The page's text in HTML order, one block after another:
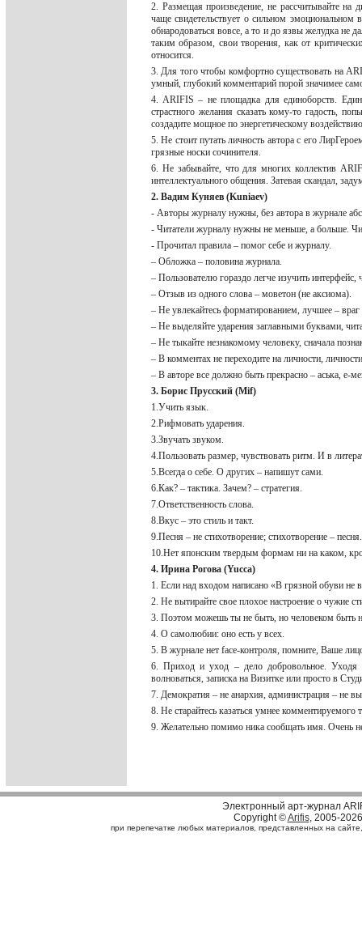
2. Размещая произведение, не рассчитывайте на
чаще свидетельствует о сильном
обнародоваться вовсе, а то и до язвы желудка не
таким образом, свои творения, как от
относится.
3. Для того чтобы комфортно существовать на
умный, глубокий комментарий порой значимее
4. ARIFIS – не площадка для единоборств.
страстного желания сказать кому-то гадость,
создадите мощное по энергетическому
5. Не стоит путать личность автора с его
грязные носки сочинителя.
6. Не забывайте, что для многих коллектив
интеллектуального общения. Затевая скандал,
2. Вадим Куняев (Kuniaev)
- Авторы журналу нужны, без автора в журнале
- Читатели журналу нужны не меньше, а больше.
- Прочитал правила – помог себе и журналу.
– Обложка – половина журнала.
– Пользователю гораздо легче изучить интерфейс,
– Отзыв из одного слова – моветон (не аксиома).
– Не увлекайтесь форматированием, лучшее –
– Не выделяйте ударения заглавными буквами,
– Не тыкайте незнакомому человеку, сначала
– В комментах не переходите на личности,
– В авторе все должно быть прекрасно – аська, е-
3. Борис Прусский (Mif)
1.Учить язык.
2.Рифмовать ударения.
3.Звучать звуком.
4.Пользовать размер, чувствовать ритм. И в
5.Всегда о себе. О других – напишут сами.
6.Как? – тактика. Зачем? – стратегия.
7.Ответственность слова.
8.Вкус – это стиль и такт.
9.Песня – не стихотворение; стихотворение – песня.
10.Нет японским твердым формам ни на каком,
4. Ирина Рогова (Yucca)
1. Если над входом написано «В грязной обуви не
2. Не вытирайте свое плохое настроение о чужие
3. Поэтом можешь ты не быть, но человеком быть
4. О самолюбии: оно есть у всех.
5. В журнале нет face-контроля, помните, Ваше
6. Приход и уход – дело добровольное. Уходя
волноваться, записка на Визитке или просто в
7. Демократия – не анархия, администрация – не
8. Не старайтесь казаться умнее комментируемого
9. Желательно помимо ника сообщать имя. Очень
Электронный арт-журнал
Copyright ©Arifis, 2005-2026
при перепечатке любых материалов, представленных на